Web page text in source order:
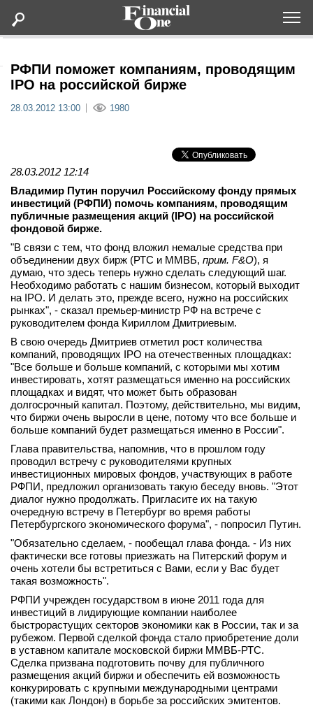
Статьи
Lifestyle
Мероприятия
Новости
Интервью
вконтакте
телеграм
Стать автором
Вход
РФПИ поможет компаниям, проводящим
IPO на российской бирже
28.03.2012 13:00 1980
28.03.2012 12:14
Владимир Путин поручил Российскому фонду прямых
инвестиций (РФПИ) помочь компаниям, проводящим
публичные размещения акций (IPO) на российской
фондовой бирже.
"В связи с тем, что фонд вложил немалые средства при
объединении двух бирж (РТС и ММВБ, прим. F&O), я
думаю, что здесь теперь нужно сделать следующий шаг.
Необходимо работать с нашим бизнесом, который выходит
на IPO. И делать это, прежде всего, нужно на российских
рынках", - сказал премьер-министр РФ на встрече с
руководителем фонда Кириллом Дмитриевым.
В свою очередь Дмитриев отметил рост количества
компаний, проводящих IPO на отечественных площадках:
"Все больше и больше компаний, с которыми мы хотим
инвестировать, хотят размещаться именно на российских
площадках и видят, что может быть образован
долгосрочный капитал. Поэтому, действительно, мы видим,
что биржи очень выросли в цене, потому что все больше и
больше компаний будет размещаться именно в России".
Глава правительства, напомнив, что в прошлом году
проводил встречу с руководителями крупных
инвестиционных мировых фондов, участвующих в работе
РФПИ, предложил организовать такую беседу вновь. "Этот
диалог нужно продолжать. Пригласите их на такую
очередную встречу в Петербург во время работы
Петербургского экономического форума", - попросил Путин.
"Обязательно сделаем, - пообещал глава фонда. - Из них
фактически все готовы приезжать на Питерский форум и
очень хотели бы встретиться с Вами, если у Вас будет
такая возможность".
РФПИ учрежден государством в июне 2011 года для
инвестиций в лидирующие компании наиболее
быстрорастущих секторов экономики как в России, так и за
рубежом. Первой сделкой фонда стало приобретение доли
в уставном капитале московской биржи ММВБ-РТС.
Сделка призвана подготовить почву для публичного
размещения акций биржи и обеспечить ей возможность
конкурировать с крупными международными центрами
(такими как Лондон) в борьбе за российских эмитентов.